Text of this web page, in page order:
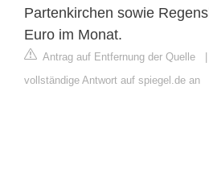
Partenkirchen sowie
Euro im Monat.
Antrag auf Entfernung der Quelle
vollständige Antwort auf spiegel.de an